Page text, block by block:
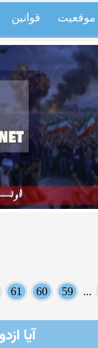
موقعیت قوانین
...
59
60
61
آیا